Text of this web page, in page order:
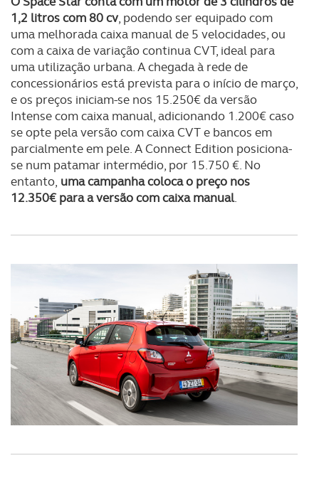
1,2 litros com 80 cv, podendo ser equipado com
uma melhorada caixa manual de 5 velocidades, ou
com a caixa de variação continua CVT, ideal para
uma utilização urbana. A chegada à rede de
concessionários está prevista para o início de março,
e os preços iniciam-se nos 15.250€ da versão
Intense com caixa manual, adicionando 1.200€ caso
se opte pela versão com caixa CVT e bancos em
parcialmente em pele. A Connect Edition posiciona-
se num patamar intermédio, por 15.750 €. No
entanto, uma campanha coloca o preço nos
12.350€ para a versão com caixa manual.